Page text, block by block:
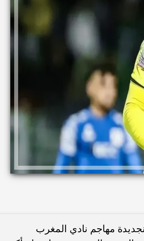
مهاجم نادي المغرب